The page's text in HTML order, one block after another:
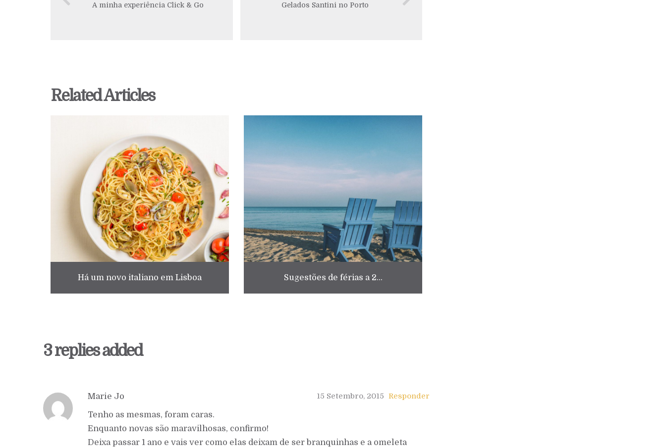
A minha experiência Click & Go Gelados Santini no Porto
Related Articles
Há um novo italiano em Lisboa Sugestões de férias a 2...
3 replies added
Marie Jo 15 Setembro, 2015 Responder
Tenho as mesmas, foram caras.
Enquanto novas são maravilhosas, confirmo!
Deixa passar 1 ano e vais ver como elas deixam de ser branquinhas e a omeleta